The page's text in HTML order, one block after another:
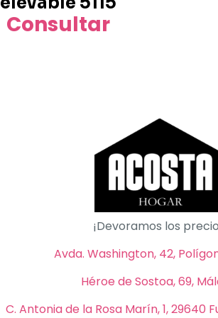
producto
Consultar
opciones
página
producto
¡Devoramos los
Avda. Washington, 42,
Héroe de Sostoa, 69,
C. Antonia de la Rosa Marín, 1, 29640